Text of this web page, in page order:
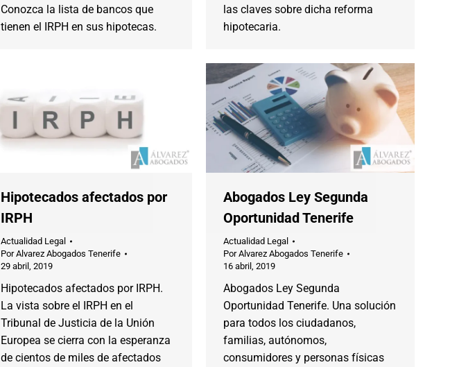
las claves sobre dicha reforma
hipotecaria.
Conozca la lista de bancos que
tienen el IRPH en sus hipotecas.
Hipotecados afectados por
IRPH
Actualidad Legal
PorAlvarez Abogados Tenerife
29 abril, 2019
Hipotecados afectados por IRPH.
La vista sobre el IRPH en el
Tribunal de Justicia de la Unión
Europea se cierra con la esperanza
de cientos de miles de afectados
Abogados Ley Segunda
Oportunidad Tenerife
Actualidad Legal
PorAlvarez Abogados Tenerife
16 abril, 2019
Abogados Ley Segunda
Oportunidad Tenerife. Una solución
para todos los ciudadanos,
familias, autónomos,
consumidores y personas físicas